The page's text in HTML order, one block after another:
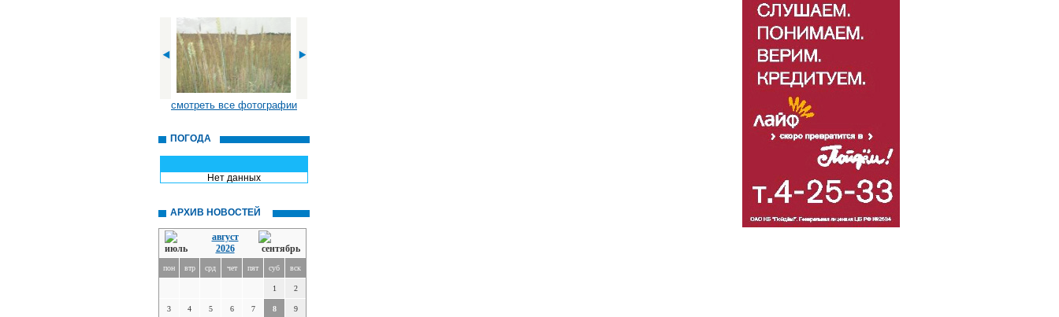
смотреть все фотографии
ПОГОДА
Нет данных
АРХИВ НОВОСТЕЙ
август
2026
пон втр срд чет пят суб вск
1 2
3 4 5 6 7 8 9